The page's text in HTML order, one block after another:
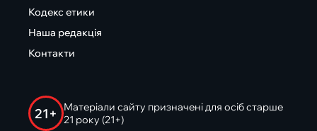
Кодекс етики
Наша редакція
Контакти
21+
Матеріали сайту призначені для осіб старше
21 року (21+)